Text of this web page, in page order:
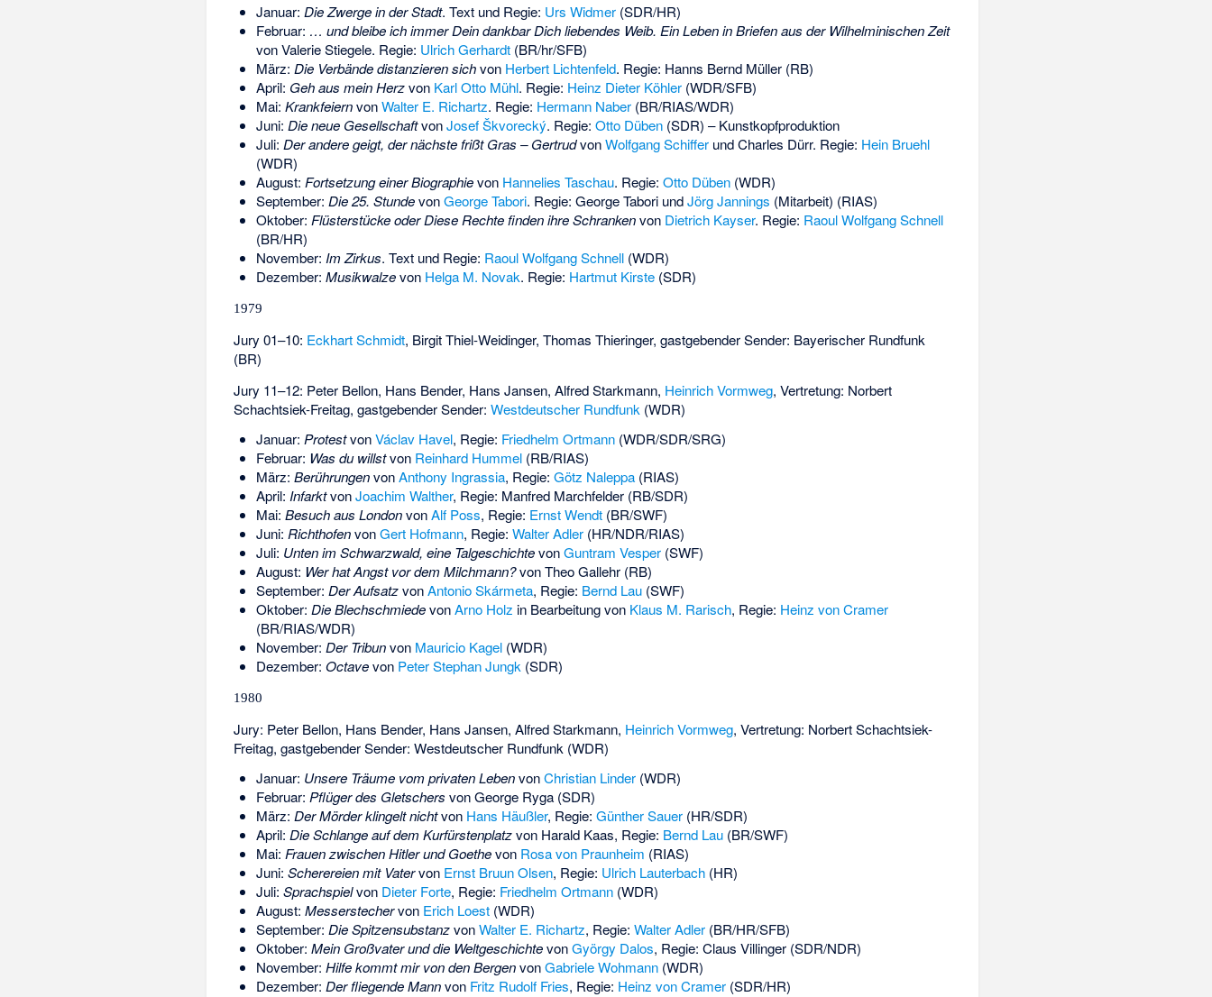
Januar: Die Zwerge in der Stadt. Text und Regie: Urs Widmer(SDR/HR)
Februar: … und bleibe ich immer Dein dankbar Dich liebendes Weib. Ein Leben in Briefen aus der Wilhelminischen Zeit
vonValerie Stiegele. Regie: Ulrich Gerhardt(BR/hr/SFB)
März: Die Verbände distanzieren sichvon Herbert Lichtenfeld. Regie: Hanns Bernd Müller(RB)
April: Geh aus mein Herzvon Karl Otto Mühl. Regie: Heinz Dieter Köhler(WDR/SFB)
Mai: KrankfeiernvonWalter E. Richartz. Regie: Hermann Naber(BR/RIAS/WDR)
Juni: Die neue GesellschaftvonJosef Škvorecký. Regie: Otto Düben(SDR) – Kunstkopfproduktion
Juli: Der andere geigt, der nächste frißt Gras – GertrudvonWolfgang SchifferundCharles Dürr. Regie: Hein Bruehl
(WDR)
August: Fortsetzung einer Biographievon Hannelies Taschau. Regie: Otto Düben(WDR)
September: Die 25. StundevonGeorge Tabori. Regie: George Tabori undJörg Jannings (Mitarbeit) (RIAS)
Oktober: Flüsterstücke oder Diese Rechte finden ihre Schrankenvon Dietrich Kayser. Regie: Raoul Wolfgang Schnell
(BR/HR)
November: Im Zirkus. Text und Regie: Raoul Wolfgang Schnell(WDR)
Dezember: Musikwalzevon Helga M. Novak. Regie: Hartmut Kirste(SDR)
1979
Jury 01–10: Eckhart Schmidt, Birgit Thiel-Weidinger,Thomas Thieringer, gastgebender Sender: Bayerischer Rundfunk
(BR)
Jury 11–12: Peter Bellon, Hans Bender, Hans Jansen,Alfred Starkmann, Heinrich Vormweg, Vertretung: Norbert
Schachtsiek-Freitag, gastgebender Sender:Westdeutscher Rundfunk (WDR)
Januar: ProtestvonVáclav Havel, Regie: Friedhelm Ortmann(WDR/SDR/SRG)
Februar: Was du willstvon Reinhard Hummel(RB/RIAS)
März: BerührungenvonAnthony Ingrassia, Regie: Götz Naleppa(RIAS)
April: InfarktvonJoachim Walther, Regie: Manfred Marchfelder(RB/SDR)
Mai: Besuch aus LondonvonAlf Poss, Regie: Ernst Wendt(BR/SWF)
Juni: RichthofenvonGert Hofmann, Regie: Walter Adler(HR/NDR/RIAS)
Juli: Unten im Schwarzwald, eine TalgeschichtevonGuntram Vesper(SWF)
August: Wer hat Angst vor dem Milchmann?vonTheo Gallehr(RB)
September: Der AufsatzvonAntonio Skármeta, Regie: Bernd Lau(SWF)
Oktober: Die BlechschmiedevonArno Holz in Bearbeitung von Klaus M. Rarisch, Regie: Heinz von Cramer
(BR/RIAS/WDR)
November: Der Tribunvon Mauricio Kagel(WDR)
Dezember: Octavevon Peter Stephan Jungk (SDR)
1980
Jury: Peter Bellon, Hans Bender, Hans Jansen,Alfred Starkmann, Heinrich Vormweg, Vertretung: Norbert Schachtsiek-
Freitag, gastgebender Sender: Westdeutscher Rundfunk (WDR)
Januar: Unsere Träume vom privaten LebenvonChristian Linder(WDR)
Februar: Pflüger des Gletschers vonGeorge Ryga(SDR)
März: Der Mörder klingelt nichtvon Hans Häußler, Regie: Günther Sauer(HR/SDR)
April: Die Schlange auf dem Kurfürstenplatzvon Harald Kaas, Regie: Bernd Lau(BR/SWF)
Mai: Frauen zwischen Hitler und Goethevon Rosa von Praunheim (RIAS)
Juni: Scherereien mit Vatervon Ernst Bruun Olsen, Regie: Ulrich Lauterbach(HR)
Juli: Sprachspielvon Dieter Forte, Regie: Friedhelm Ortmann(WDR)
August: Messerstechervon Erich Loest(WDR)
September: Die SpitzensubstanzvonWalter E. Richartz, Regie: Walter Adler(BR/HR/SFB)
Oktober: Mein Großvater und die WeltgeschichtevonGyörgy Dalos, Regie: Claus Villinger(SDR/NDR)
November: Hilfe kommt mir von den BergenvonGabriele Wohmann(WDR)
Dezember: Der fliegende Mannvon Fritz Rudolf Fries, Regie: Heinz von Cramer(SDR/HR)